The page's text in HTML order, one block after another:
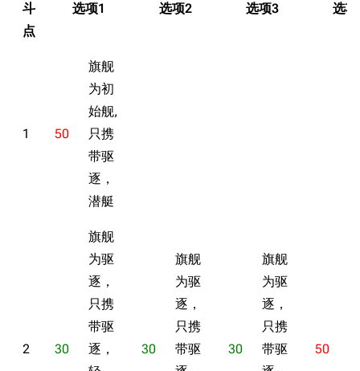
斗
点
选项1 选项2 选项3 选
1 50
旗舰
为初
始舰,
只携
带驱
逐，
潜艇
2 30
旗舰
为驱
逐，
只携
带驱
逐，
30
旗舰
为驱
逐，
只携
带驱
30
旗舰
为驱
逐，
只携
带驱
50